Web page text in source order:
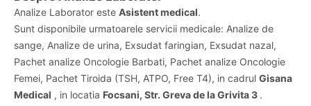
Analize Laborator este Asistent medical.
Sunt disponibile urmatoarele servicii medicale: Analize de
sange, Analize de urina, Exsudat faringian, Exsudat nazal,
Pachet analize Oncologie Barbati, Pachet analize Oncologie
Femei, Pachet Tiroida (TSH, ATPO, Free T4), in cadrul Gisana
Medical , in locatia Focsani, Str. Greva de la Grivita 3 .